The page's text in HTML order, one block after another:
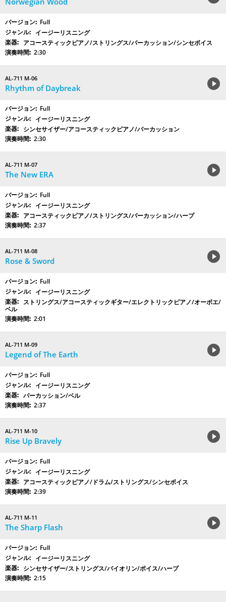
Full
イージーリスニング
アコースティックピアノ/ストリングス/パーカッション/シンセボイス
2:30
AL-711 M-06
Rhythm of Daybreak
Full
イージーリスニング
シンセサイザー/アコースティックピアノ/パーカッション
2:30
AL-711 M-07
The New ERA
Full
イージーリスニング
アコースティックピアノ/ストリングス/パーカッション/ハープ
2:37
AL-711 M-08
Rose & Sword
Full
イージーリスニング
ストリングス/アコースティックギター/エレクトリックピアノ/オーボエ/
ベル
2:01
AL-711 M-09
Legend of The Earth
Full
イージーリスニング
パーカッション/ベル
2:37
AL-711 M-10
Rise Up Bravely
Full
イージーリスニング
アコースティックピアノ/ドラム/ストリングス/シンセボイス
2:39
AL-711 M-11
The Sharp Flash
Full
イージーリスニング
シンセサイザー/ストリングス/バイオリン/ボイス/ハープ
2:15